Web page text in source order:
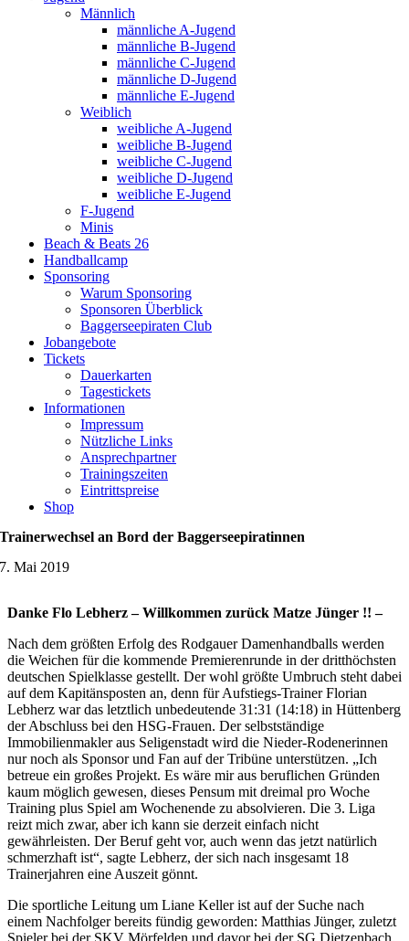
Männlich
männliche A-Jugend
männliche B-Jugend
männliche C-Jugend
männliche D-Jugend
männliche E-Jugend
Weiblich
weibliche A-Jugend
weibliche B-Jugend
weibliche C-Jugend
weibliche D-Jugend
weibliche E-Jugend
F-Jugend
Minis
Beach & Beats 26
Handballcamp
Sponsoring
Warum Sponsoring
Sponsoren Überblick
Baggerseepiraten Club
Jobangebote
Tickets
Dauerkarten
Tagestickets
Informationen
Impressum
Nützliche Links
Ansprechpartner
Trainingszeiten
Eintrittspreise
Shop
Trainerwechsel an Bord der Baggerseepiratinnen
7. Mai 2019
Danke Flo Lebherz – Willkommen zurück Matze Jünger !! –
Nach dem größten Erfolg des Rodgauer Damenhandballs werden
die Weichen für die kommende Premierenrunde in der dritthöchsten
deutschen Spielklasse gestellt. Der wohl größte Umbruch steht dabei
auf dem Kapitänsposten an, denn für Aufstiegs-Trainer Florian
Lebherz war das letztlich unbedeutende 31:31 (14:18) in Hüttenberg
der Abschluss bei den HSG-Frauen. Der selbstständige
Immobilienmakler aus Seligenstadt wird die Nieder-Rodenerinnen
nur noch als Sponsor und Fan auf der Tribüne unterstützen. „Ich
betreue ein großes Projekt. Es wäre mir aus beruflichen Gründen
kaum möglich gewesen, dieses Pensum mit dreimal pro Woche
Training plus Spiel am Wochenende zu absolvieren. Die 3. Liga
reizt mich zwar, aber ich kann sie derzeit einfach nicht
gewährleisten. Der Beruf geht vor, auch wenn das jetzt natürlich
schmerzhaft ist“, sagte Lebherz, der sich nach insgesamt 18
Trainerjahren eine Auszeit gönnt.
Die sportliche Leitung um Liane Keller ist auf der Suche nach
einem Nachfolger bereits fündig geworden: Matthias Jünger, zuletzt
Spieler bei der SKV Mörfelden und davor bei der SG Dietzenbach,